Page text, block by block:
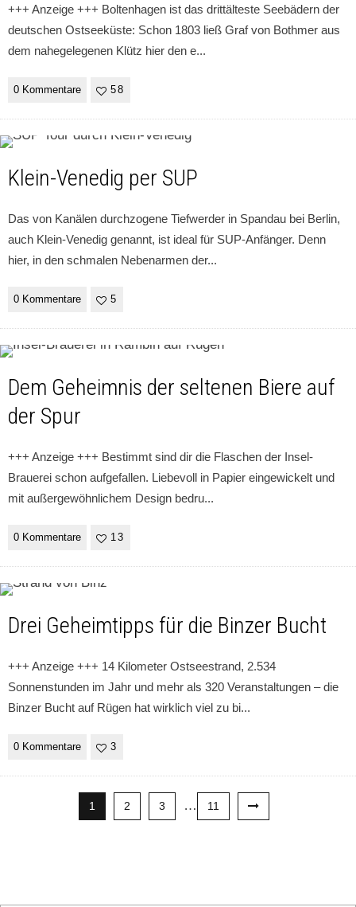
+++ Anzeige +++ Boltenhagen ist das drittälteste Seebädern der
deutschen Ostseeküste: Schon 1803 ließ Graf von Bothmer aus
dem nahegelegenen Klütz hier den e...
0 Kommentare 58
Klein-Venedig per SUP
Das von Kanälen durchzogene Tiefwerder in Spandau bei Berlin,
auch Klein-Venedig genannt, ist ideal für SUP-Anfänger. Denn
hier, in den schmalen Nebenarmen der...
0 Kommentare 5
Dem Geheimnis der seltenen Biere auf
der Spur
+++ Anzeige +++ Bestimmt sind dir die Flaschen der Insel-
Brauerei schon aufgefallen. Liebevoll in Papier eingewickelt und
mit außergewöhnlichem Design bedru...
0 Kommentare 13
Drei Geheimtipps für die Binzer Bucht
+++ Anzeige +++ 14 Kilometer Ostseestrand, 2.534
Sonnenstunden im Jahr und mehr als 320 Veranstaltungen – die
Binzer Bucht auf Rügen hat wirklich viel zu bi...
0 Kommentare 3
1 2 3 … 11